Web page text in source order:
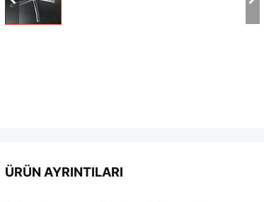
ÜRÜN AYRINTILARI